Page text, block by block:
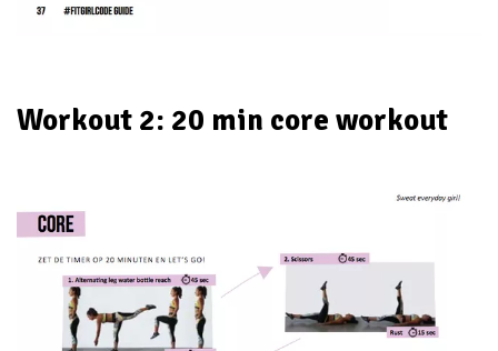
Workout 2: 20 min core workout